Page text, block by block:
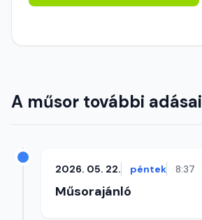
A műsor további adásai
2026. 05. 22. péntek 8:37
Műsorajánló